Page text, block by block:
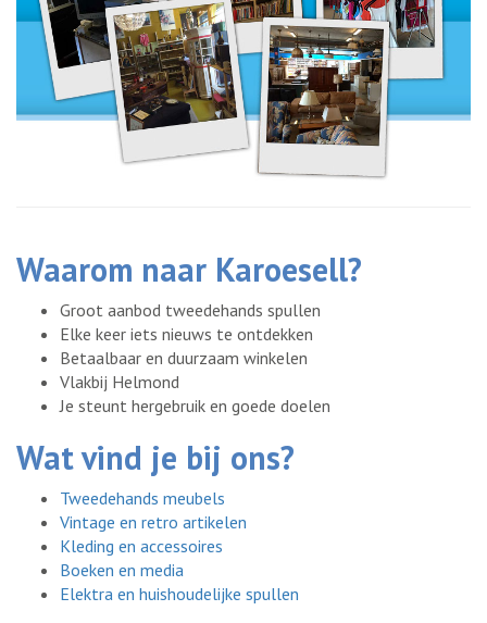
Waarom naar Karoesell?
Groot aanbod tweedehands spullen
Elke keer iets nieuws te ontdekken
Betaalbaar en duurzaam winkelen
Vlakbij Helmond
Je steunt hergebruik en goede doelen
Wat vind je bij ons?
Tweedehands meubels
Vintage en retro artikelen
Kleding en accessoires
Boeken en media
Elektra en huishoudelijke spullen